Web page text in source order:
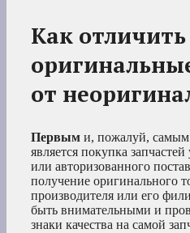
Как отличить
от
Первым и, пожалуй,
является покупка
или авторизованного
получение оригинального
производителя или его
быть внимательными и
знаки качества на самой